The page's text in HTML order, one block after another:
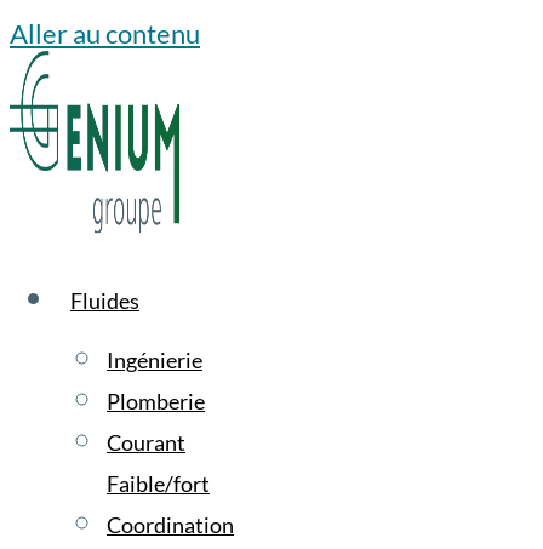
Aller au contenu
Fluides
Ingénierie
Plomberie
Courant
Faible/fort
Coordination